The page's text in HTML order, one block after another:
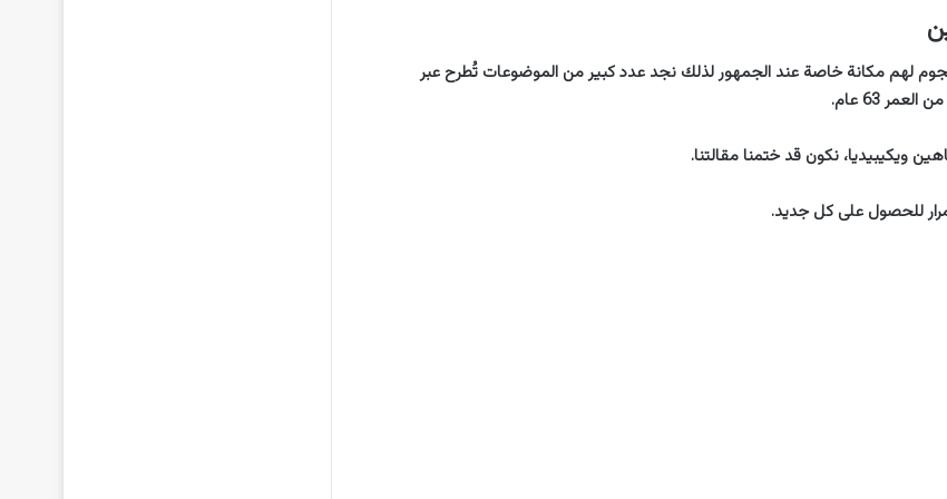
لهم مكانة خاصة عند الجمهور لذلك نجد عدد كبير من الموضوعات تُطرح عبر
63 عام.
ويكيبيديا، نكون قد ختمنا مقالتنا.
للحصول على كل جديد.